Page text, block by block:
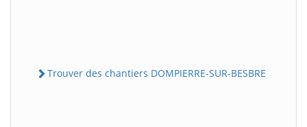
Trouver des chantiers DOMPIERRE-SUR-BESBRE